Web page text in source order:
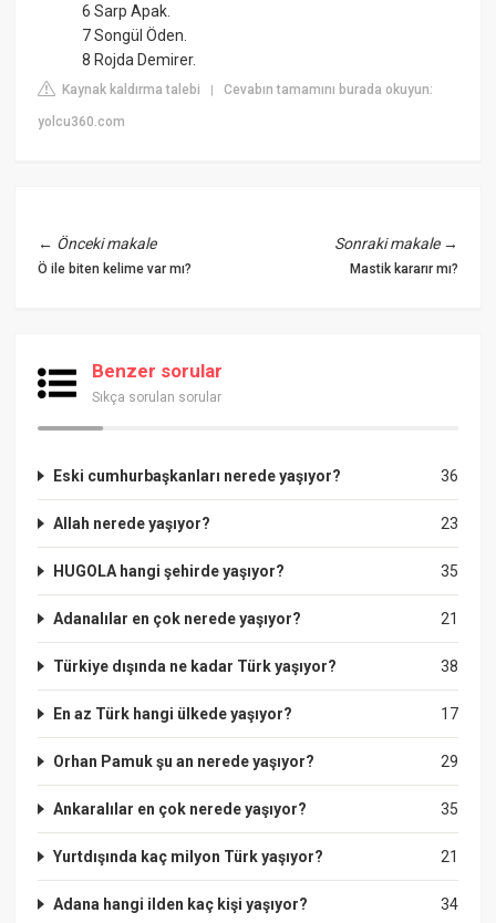
6 Sarp Apak.
7 Songül Öden.
8 Rojda Demirer.
Kaynak kaldırma talebi |Cevabın tamamını burada okuyun:
yolcu360.com
← Önceki makale
Ö ile biten kelime var mı?
Sonraki makale→
Mastik kararır mı?
Benzer sorular
Sıkça sorulan sorular
36
Eski cumhurbaşkanları nerede yaşıyor?
23
Allah nerede yaşıyor?
35
HUGOLA hangi şehirde yaşıyor?
21
Adanalılar en çok nerede yaşıyor?
38
Türkiye dışında ne kadar Türk yaşıyor?
17
En az Türk hangi ülkede yaşıyor?
29
Orhan Pamuk şu an nerede yaşıyor?
35
Ankaralılar en çok nerede yaşıyor?
21
Yurtdışında kaç milyon Türk yaşıyor?
34
Adana hangi ilden kaç kişi yaşıyor?